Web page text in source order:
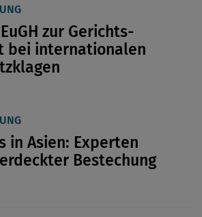
zur Gerichts-
bei internationalen
in Asien: Experten
Bestechung